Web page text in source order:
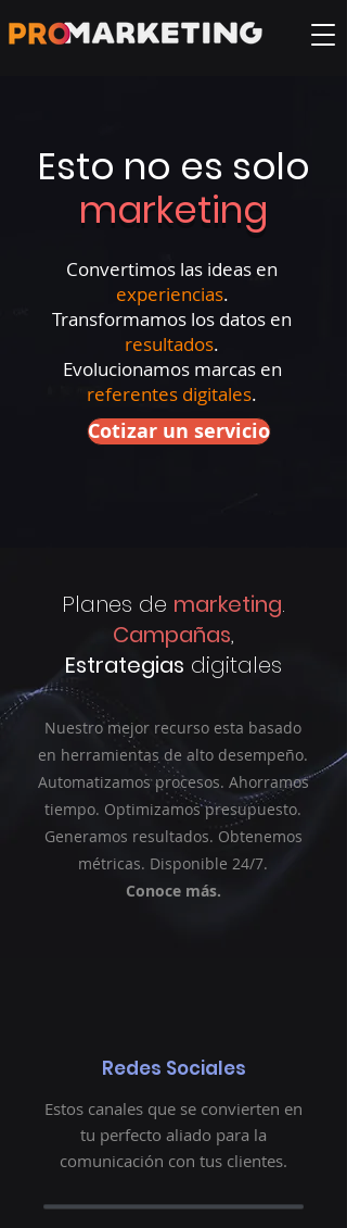
Esto no es solo
marketing
Convertimos las ideas en
experiencias.
Transformamos los datos en
resultados.
Evolucionamos marcas en
referentes digitales.
Cotizar un servicio
Planes de marketing.
Campañas,
Estrategias digitales
Nuestro mejor recurso esta basado
en herramientas de alto desempeño.
Automatizamos procesos. Ahorramos
tiempo. Optimizamos presupuesto.
Generamos resultados. Obtenemos
métricas. Disponible 24/7.
Conoce más.
Redes Sociales
Estos canales que se convierten en
tu perfecto aliado para la
comunicación con tus clientes.